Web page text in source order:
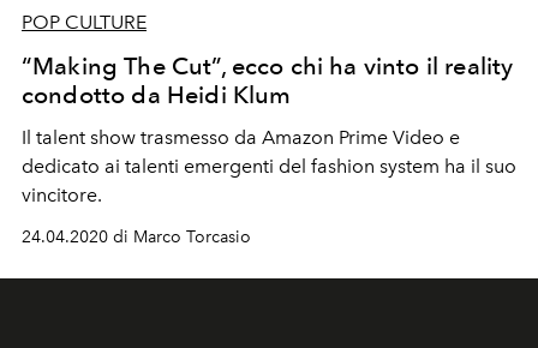
POP CULTURE
“Making The Cut”, ecco chi ha vinto il reality
condotto da Heidi Klum
Il talent show trasmesso da Amazon Prime Video e
dedicato ai talenti emergenti del fashion system ha il suo
vincitore.
24.04.2020 di Marco Torcasio